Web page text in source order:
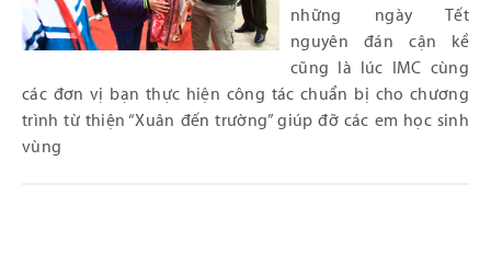
những ngày Tết
nguyên đán cận kề
cũng là lúc IMC cùng
các đơn vị bạn thực hiện công tác chuẩn bị cho chương
trình từ thiện “Xuân đến trường” giúp đỡ các em học sinh
vùng